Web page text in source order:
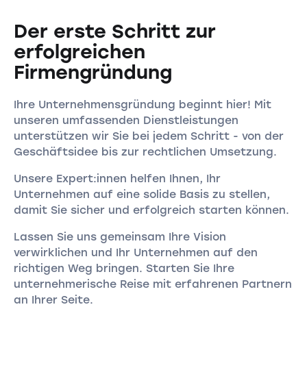
Der erste Schritt zur
erfolgreichen
Firmengründung
Ihre Unternehmensgründung beginnt hier! Mit
unseren umfassenden Dienstleistungen
unterstützen wir Sie bei jedem Schritt - von der
Geschäftsidee bis zur rechtlichen Umsetzung.
Unsere Expert:innen helfen Ihnen, Ihr
Unternehmen auf eine solide Basis zu stellen,
damit Sie sicher und erfolgreich starten können.
Lassen Sie uns gemeinsam Ihre Vision
verwirklichen und Ihr Unternehmen auf den
richtigen Weg bringen. Starten Sie Ihre
unternehmerische Reise mit erfahrenen Partnern
an Ihrer Seite.